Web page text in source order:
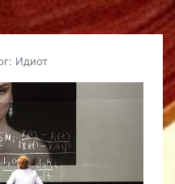
Идиот